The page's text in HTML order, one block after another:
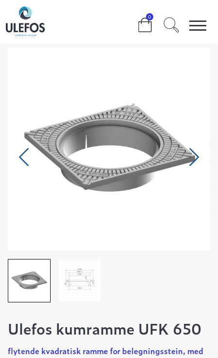
0
>>> ULEFOS KUMRAMME UFK 650
Ulefos kumramme UFK 650
flytende kvadratisk ramme for belegningsstein, med